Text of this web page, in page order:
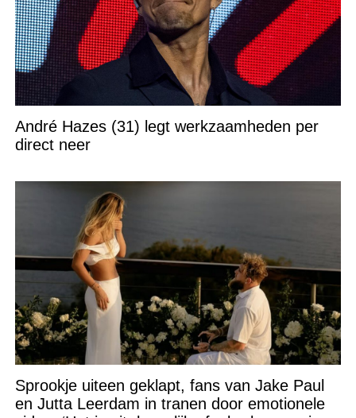
André Hazes (31) legt werkzaamheden per
direct neer
Sprookje uiteen geklapt, fans van Jake Paul
en Jutta Leerdam in tranen door emotionele